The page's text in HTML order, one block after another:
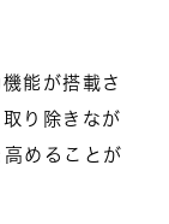
能が搭載さ
り除きなが
めることが